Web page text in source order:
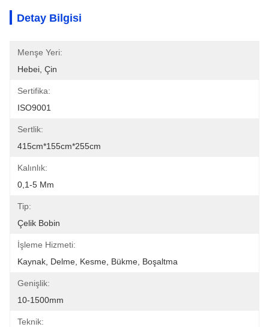
Detay Bilgisi
Menşe Yeri:
Hebei, Çin
Sertifika:
ISO9001
Sertlik:
415cm*155cm*255cm
Kalınlık:
0,1-5 Mm
Tip:
Çelik Bobin
İşleme Hizmeti:
Kaynak, Delme, Kesme, Bükme, Boşaltma
Genişlik:
10-1500mm
Teknik: